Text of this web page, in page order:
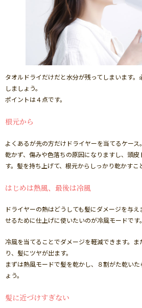
タオルドライだけだと水分が残ってしまいます
しましょう。
ポイントは４点です。
根元から
よくあるが先の方だけドライヤーを当てるケー
乾かず、傷みや色落ちの原因になりますし、頭
す。髪を持ち上げて、根元からしっかり乾かすこ
はじめは熱風、最後は冷風
ドライヤーの熱はどうしても髪にダメージを与
せるために仕上げに使いたいのが冷風モードです。
冷風を当てることでダメージを軽減できます。
り、髪にツヤが出ます。
まずは熱風モードで髪を乾かし、８割がた乾い
ょう。
髪に近づけすぎない